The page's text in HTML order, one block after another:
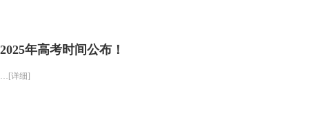
2025年高考时间公布！
…[详细]